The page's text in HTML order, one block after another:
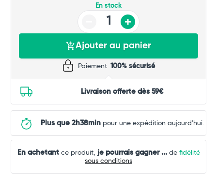
En stock
Ajouter au panier
Paiement 100% sécurisé
Livraison offerte dès 59€
Plus que 2h38minpour une expédition aujourd'hui.
En achetantce produit, je pourrais gagner ...de fidélité
sous conditions